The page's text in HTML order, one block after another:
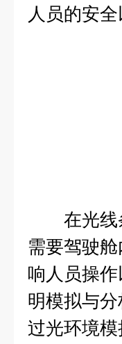
人员的安全
在光线条
需要驾驶
响人员操
明模拟与分
过光环境